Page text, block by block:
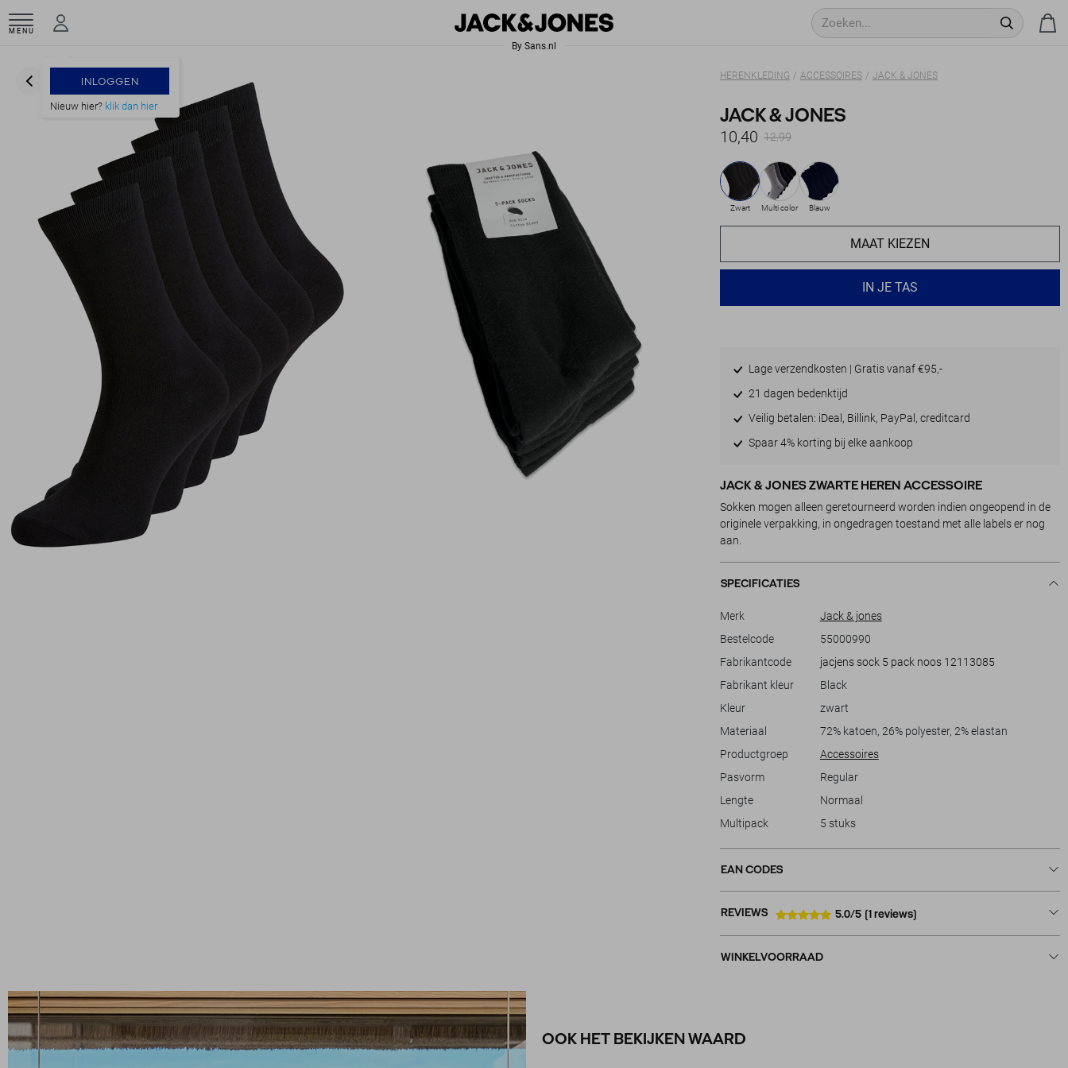
MENU
INLOGGEN
Nieuw hier? klik dan hier
HERENKLEDING ACCESSOIRES JACK & JONES
JACK & JONES
10,40 12,99
Zwart Multi color Blauw
MAAT KIEZEN
IN JE TAS
Lage verzendkosten | Gratis vanaf €95,-
21 dagen bedenktijd
Veilig betalen: iDeal, Billink, PayPal, creditcard
Spaar 4% korting bij elke aankoop
JACK & JONES ZWARTE HEREN ACCESSOIRE
Sokken mogen alleen geretourneerd worden indien ongeopend in de
originele verpakking, in ongedragen toestand met alle labels er nog
aan.
SPECIFICATIES
Merk
Jack & jones
Bestelcode
55000990
Fabrikantcode
jacjens sock 5 pack noos 12113085
Fabrikant kleur
Black
Kleur
zwart
Materiaal
72% katoen, 26% polyester, 2% elastan
Productgroep
Accessoires
Pasvorm
Regular
Lengte
Normaal
Multipack
5 stuks
EAN CODES
REVIEWS 5.0/5 (1 reviews)
WINKELVOORRAAD
OOK HET BEKIJKEN WAARD